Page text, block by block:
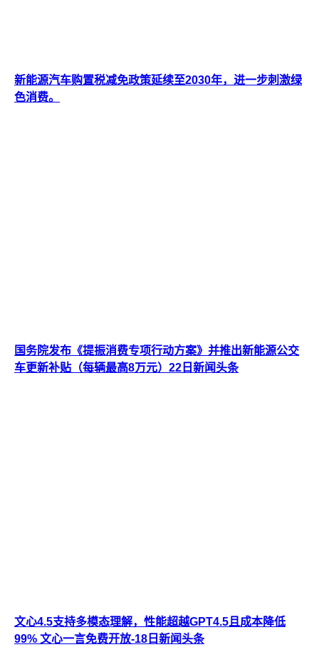
新能源汽车购置税减免政策延续至2030年，进一步刺激绿
色消费。
国务院发布《提振消费专项行动方案》并推出新能源公交
车更新补贴（每辆最高8万元）22日新闻头条
文心4.5支持多模态理解，性能超越GPT4.5且成本降低
99% 文心一言免费开放-18日新闻头条